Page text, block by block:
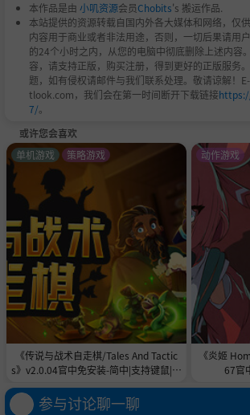
本作品是由 小叽资源会员Chobits's 搬运作品.
本站提供的资源转载自国内外各大媒体和网络，仅
内容用于商业或者非法用途，否则，一切后果请用
的24个小时之内，从您的电脑中彻底删除上述内容
容，请支持正版，购买注册，得到更好的正版服务
题，如有侵权请邮件与我们联系处理。敬请谅解！
tlook.com，我们会在第一时间断开下载链接
7/。
或许您会喜欢
《传说与战术自走棋/Tales And Tactic
s》v2.0.04官中免安装-简中|支持键鼠|容
量5GB
单机游戏 策略游戏
《炎姬
67官
动作游戏
参与讨论聊一聊